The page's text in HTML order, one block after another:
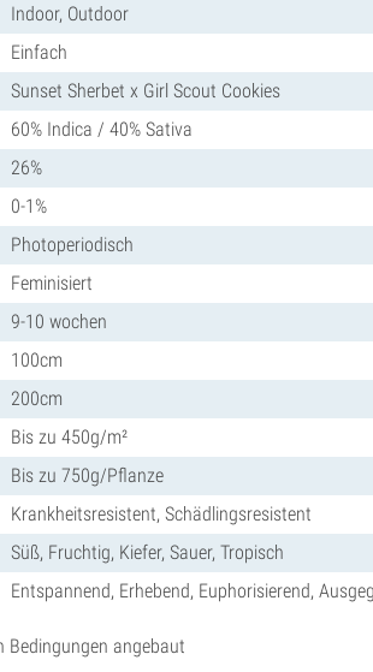
Indoor, Outdoor
Einfach
Sunset Sherbet x Girl Scout Cookies
60% Indica / 40% Sativa
26%
0-1%
Photoperiodisch
Feminisiert
9-10 wochen
100cm
200cm
Bis zu 450g/m²
Bis zu 750g/Pflanze
Krankheitsresistent, Schädlingsresistent
Süß, Fruchtig, Kiefer, Sauer, Tropisch
Entspannend, Erhebend, Euphorisierend,
Bedingungen angebaut